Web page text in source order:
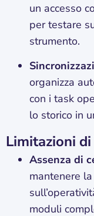
un accesso
per testare
strumento.
organizza
con i task
lo storico in
Limitazioni
Assenza di
mantenere
moduli